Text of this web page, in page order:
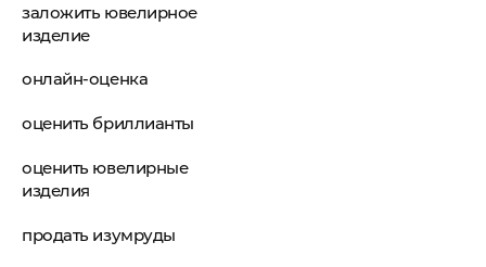
заложить ювелирное
изделие
онлайн-оценка
оценить бриллианты
оценить ювелирные
изделия
продать изумруды